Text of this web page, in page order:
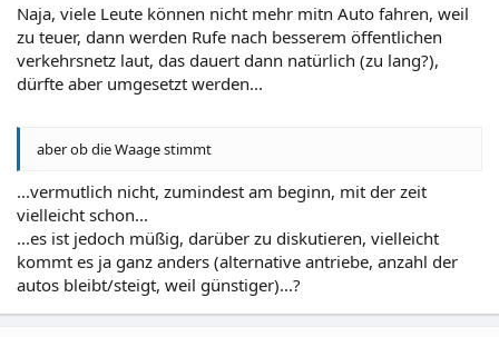
Naja, viele Leute können nicht mehr mitn Auto fahren, weil
zu teuer, dann werden Rufe nach besserem öffentlichen
verkehrsnetz laut, das dauert dann natürlich (zu lang?),
dürfte aber umgesetzt werden...
aber ob die Waage stimmt
...vermutlich nicht, zumindest am beginn, mit der zeit
vielleicht schon...
...es ist jedoch müßig, darüber zu diskutieren, vielleicht
kommt es ja ganz anders (alternative antriebe, anzahl der
autos bleibt/steigt, weil günstiger)...?